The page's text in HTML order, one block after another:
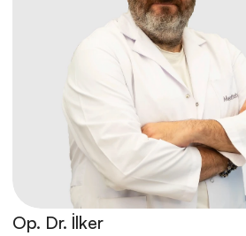
Op. Dr. İlker